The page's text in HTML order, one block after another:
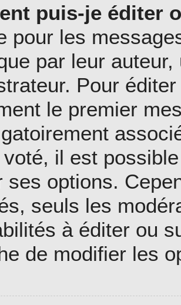
puis-je éditer
pour les
par leur
Pour
le premier
il est
ses options.
seuls les
à éditer ou
de modifier les